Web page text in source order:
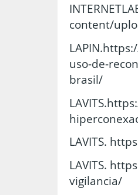
content/
uso-de-
brasil/
LAVITS.
LAVITS.
vigilancia/